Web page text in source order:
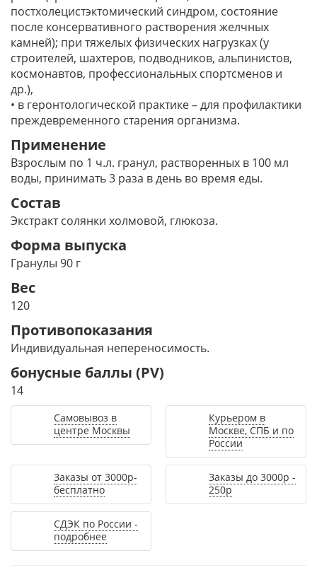
постхолецистэктомический синдром, состояние
после консервативного растворения желчных
камней); при тяжелых физических нагрузках (у
строителей, шахтеров, подводников, альпинистов,
космонавтов, профессиональных спортсменов и
др.),
• в геронтологической практике – для профилактики
преждевременного старения организма.
Применение
Взрослым по 1 ч.л. гранул, растворенных в 100 мл
воды, принимать 3 раза в день во время еды.
Состав
Экстракт солянки холмовой, глюкоза.
Форма выпуска
Гранулы 90 г
Вес
120
Противопоказания
Индивидуальная непереносимость.
бонусные баллы (PV)
14
Самовывоз в
центре Москвы
Курьером в
Москве, СПБ и по
России
Заказы от 3000р-
бесплатно
Заказы до 3000р -
250р
СДЭК по России -
подробнее